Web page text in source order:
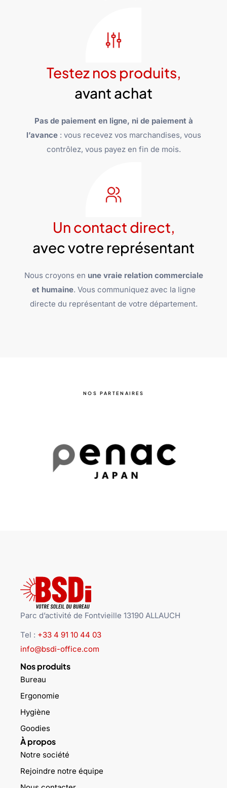
Testez nos produits,
avant achat
Pas de paiement en ligne, ni de paiement à
l’avance: vous recevez vos marchandises, vous
contrôlez, vous payez en fin de mois.
Un contact direct,
avec votre représentant
Nous croyons en une vraie relation commerciale
et humaine. Vous communiquez avec la ligne
directe du représentant de votre département.
NOS PARTENAIRES
Parc d’activité de Fontvieille 13190 ALLAUCH
Tel : +33 4 91 10 44 03
info@bsdi-office.com
Nos produits
Bureau
Ergonomie
Hygiène
Goodies
À propos
Notre société
Rejoindre notre équipe